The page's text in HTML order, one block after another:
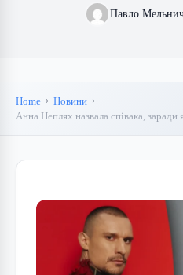
Павло
Home
Новини
Анна Неплях назвала співака,